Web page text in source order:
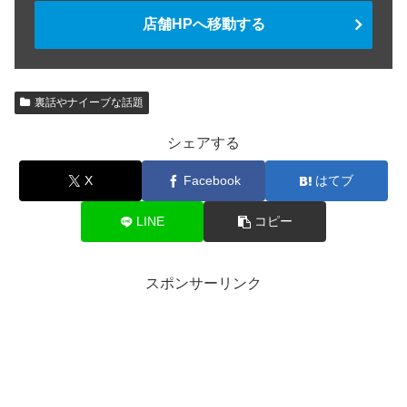
店舗HPへ移動する
裏話やナイーブな話題
シェアする
X Facebook はてブ
LINE コピー
スポンサーリンク